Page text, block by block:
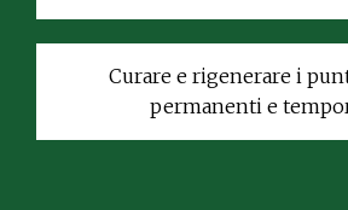
Curare e rigenerare i
permanenti e